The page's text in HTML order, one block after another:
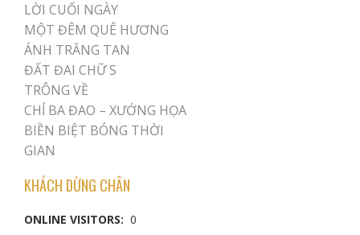
LỜI CUỐI NGÀY
MỘT ĐÊM QUÊ HƯƠNG
ÁNH TRĂNG TAN
ĐẤT ĐAI CHỮ S
TRÔNG VỀ
CHỈ BA ĐAO – XƯỚNG HỌA
BIỀN BIỆT BÓNG THỜI
GIAN
KHÁCH DỪNG CHÂN
ONLINE VISITORS: 0